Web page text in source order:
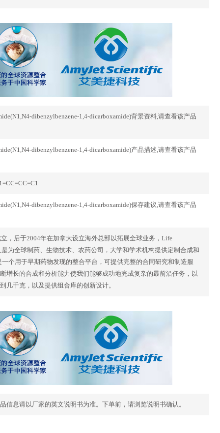
dibenzylbenzene-1,4-dicarboxamide)背景资料,请查看该产品
dibenzylbenzene-1,4-dicarboxamide)产品描述,请查看该产品
dibenzylbenzene-1,4-dicarboxamide)保存建议,请查看该产品
，后于2004年在加拿大设立海外总部以拓展全球业务，Life
为全球制药、生物技术、农药公司，大学和学术机构提供定制合成和
个用于早期药物发现的整合平台，可提供完整的合同研究和制造服
增长的合成和分析能力使我们能够成功地完成复杂的最前沿任务，以
几千克，以及提供组合库的创新设计。
息请以厂家的英文说明书为准。下单前，请浏览说明书确认。